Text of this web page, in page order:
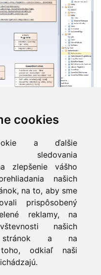
cookies
a ďalšie
sledovania
zlepšenie vášho
našich
na to, aby sme
prispôsobený
reklamy, na
našich
stránok a na
toho, odkiaľ naši
ich všetky a viete ich
do produkcie
Krok za krokom s
do produkcie
spôsob, ako jasne